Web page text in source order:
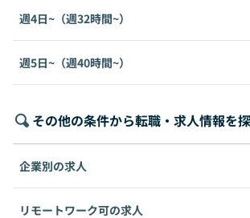
週4日~（週32時間~）
週5日~（週40時間~）
その他の条件から転職・求人情報を
企業別の求人
リモートワーク可の求人